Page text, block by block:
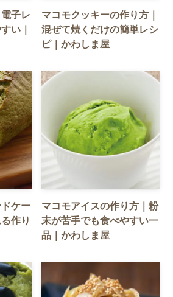
子レ
い｜
マコモクッキーの作り方｜
混ぜて焼くだけの簡単レシ
ピ｜かわしま屋
ケー
作り
マコモアイスの作り方｜粉
末が苦手でも食べやすい一
品｜かわしま屋